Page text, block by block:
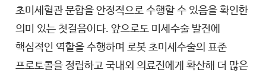
초미세혈관 문합을 안정적으로 수행할 수 있음을 확인한
의미 있는 첫걸음이다. 앞으로도 미세수술 발전에
핵심적인 역할을 수행하며 로봇 초미세수술의 표준
프로토콜을 정립하고 국내외 의료진에게 확산해 더 많은